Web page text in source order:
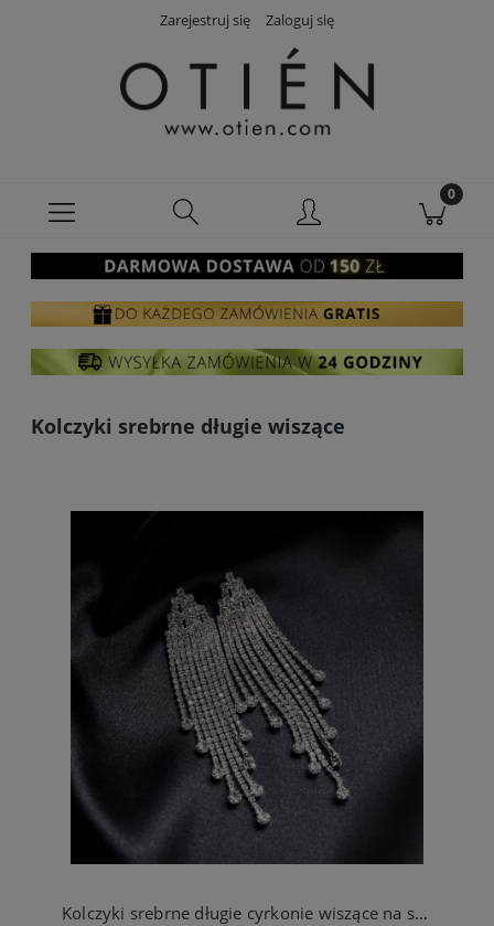
Zarejestruj się Zaloguj się
Kolczyki srebrne długie wiszące
Kolczyki srebrne długie cyrkonie wiszące na studniówkę